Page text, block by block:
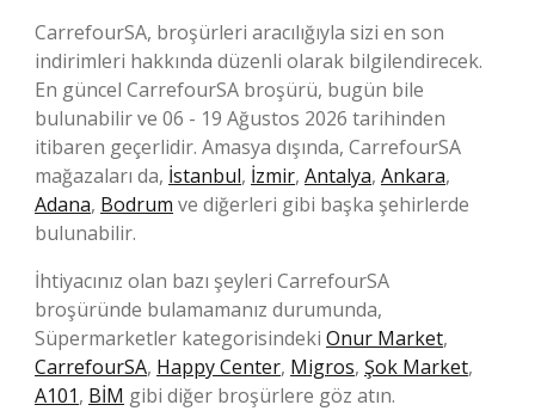
CarrefourSA, broşürleri aracılığıyla sizi en son
indirimleri hakkında düzenli olarak bilgilendirecek.
En güncel CarrefourSA broşürü, bugün bile
bulunabilir ve 06 - 19 Ağustos 2026 tarihinden
itibaren geçerlidir. Amasya dışında, CarrefourSA
mağazaları da, İstanbul, İzmir, Antalya, Ankara,
Adana, Bodrum ve diğerleri gibi başka şehirlerde
bulunabilir.
İhtiyacınız olan bazı şeyleri CarrefourSA
broşüründe bulamamanız durumunda,
Süpermarketler kategorisindeki Onur Market,
CarrefourSA, Happy Center, Migros, Şok Market,
A101, BİM gibi diğer broşürlere göz atın.